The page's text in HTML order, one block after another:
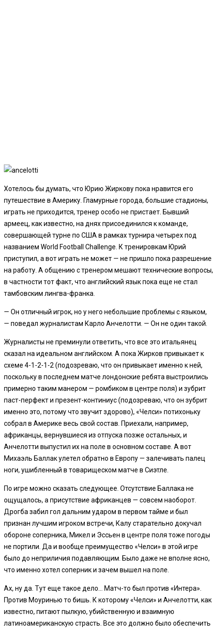
Хотелось бы думать, что Юрию Жиркову пока нравится его
путешествие в Америку. Гламурные города, большие стадионы,
играть не приходится, тренер особо не пристает. Бывший
армеец, как известно, на днях присоединился к команде,
совершающей турне по США в рамках турнира четырех под
названием World Football Challenge. К тренировкам Юрий
приступил, а вот играть не может — не пришло пока разрешение
на работу. А общению с тренером мешают технические вопросы,
в частности тот факт, что английский язык пока еще не стал
тамбовским лингва-франка.
— Он отличный игрок, но у него небольшие проблемы с языком,
— поведал журналистам Карло Анчелотти. — Он не один такой.
Журналисты не преминули ответить, что все это итальянец
сказал на идеальном английском. А пока Жирков привыкает к
схеме 4-1-2-1-2 (подозреваю, что он привыкает именно к ней,
поскольку в последнем матче лондонские ребята выстроились
примерно таким манером — ромбиком в центре поля) и зубрит
паст-перфект и презент-континиус (подозреваю, что он зубрит
именно это, потому что звучит здорово), «Челси» потихоньку
собрал в Америке весь свой состав. Приехали, например,
африканцы, вернувшиеся из отпуска позже остальных, и
Анчелотти выпустил их на поле в основном составе. А вот
Михаэль Баллак улетел обратно в Европу — залечивать палец
ноги, ушибленный в товарищеском матче в Сиэтле.
По игре можно сказать следующее. Отсутствие Баллака не
ощущалось, а присутствие африканцев — совсем наоборот.
Дрогба забил гол дальним ударом в первом тайме и был
признан лучшим игроком встречи, Калу старательно докучал
обороне соперника, Микел и Эссьен в центре поля тоже погоды
не портили. Да и вообще преимущество «Челси» в этой игре
было до неприличия подавляющим. Было даже не вполне ясно,
что именно хотел соперник и зачем вышел на поле.
Ах, ну да. Тут еще такое дело… Матч-то был против «Интера».
Против Моуринью то бишь. К которому «Челси» и Анчелотти, как
известно, питают пылкую, убийственную и взаимную
латиноамериканскую страсть. Все это должно было обеспечить